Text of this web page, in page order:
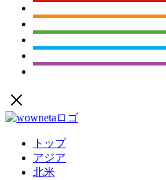
トップ
アジア
北米